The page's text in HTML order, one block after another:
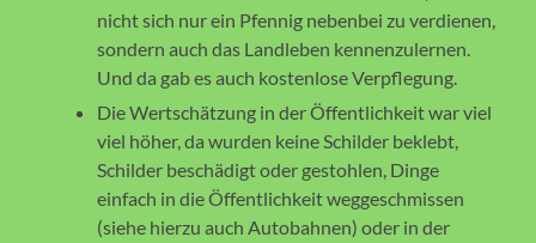
nicht sich nur ein Pfennig nebenbei zu verdienen,
sondern auch das Landleben kennenzulernen.
Und da gab es auch kostenlose Verpflegung.
Die Wertschätzung in der Öffentlichkeit war viel
viel höher, da wurden keine Schilder beklebt,
Schilder beschädigt oder gestohlen, Dinge
einfach in die Öffentlichkeit weggeschmissen
(siehe hierzu auch Autobahnen) oder in der